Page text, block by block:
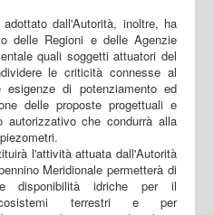
dall'Autorità, inoltre, ha
delle Regioni e delle Agenzie
quali soggetti attuatori del
le criticità connesse al
esigenze di potenziamento ed
delle proposte progettuali e
autorizzativo che condurrà alla
l'attività attuata dall'Autorità
Meridionale permetterà di
disponibilità idriche per il
terrestri e per